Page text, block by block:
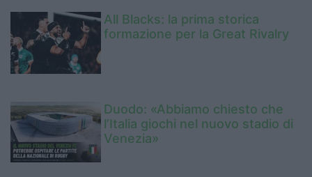
All Blacks: la prima storica
formazione per la Great Rivalry
Duodo: «Abbiamo chiesto che
l’Italia giochi nel nuovo stadio di
Venezia»